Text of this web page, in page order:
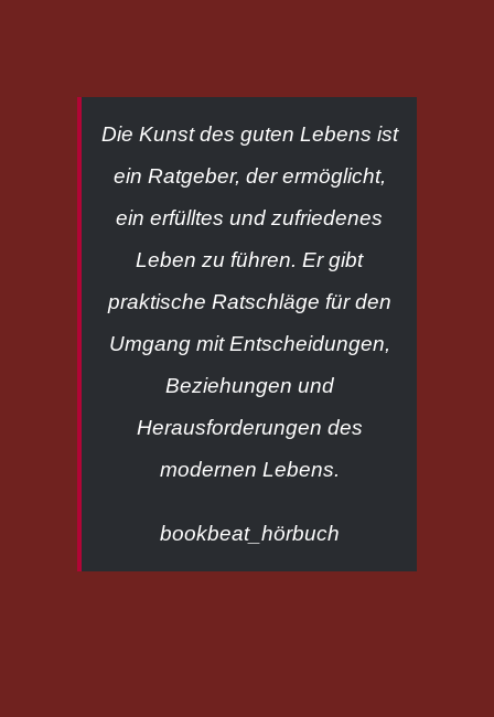
Die Kunst des guten Lebens ist
ein Ratgeber, der ermöglicht,
ein erfülltes und zufriedenes
Leben zu führen. Er gibt
praktische Ratschläge für den
Umgang mit Entscheidungen,
Beziehungen und
Herausforderungen des
modernen Lebens.
bookbeat_hörbuch